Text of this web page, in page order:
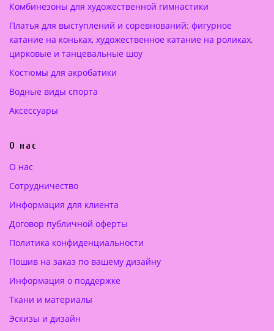
Комбинезоны для художественной гимнастики
Платья для выступлений и соревнований: фигурное
катание на коньках, художественное катание на роликах,
цирковые и танцевальные шоу
Костюмы для акробатики
Водные виды спорта
Аксессуары
О нас
О нас
Сотрудничество
Информация для клиента
Договор публичной оферты
Политика конфиденциальности
Пошив на заказ по вашему дизайну
Информация о поддержке
Ткани и материалы
Эскизы и дизайн